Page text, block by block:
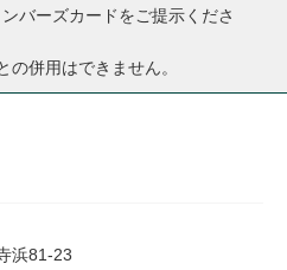
バーズカードをご提示くださ
併用はできません。
浜81-23